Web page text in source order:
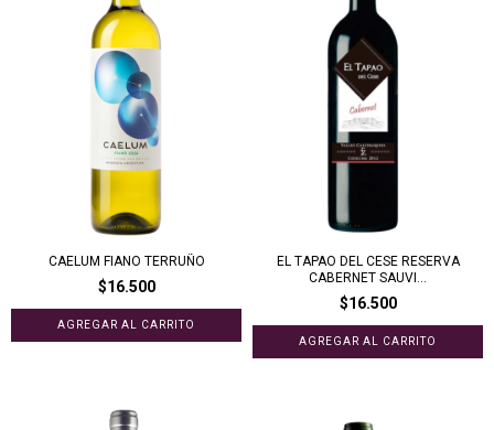
CAELUM FIANO TERRUÑO
$16.500
EL TAPAO DEL CESE RESERVA
CABERNET SAUVI...
$16.500